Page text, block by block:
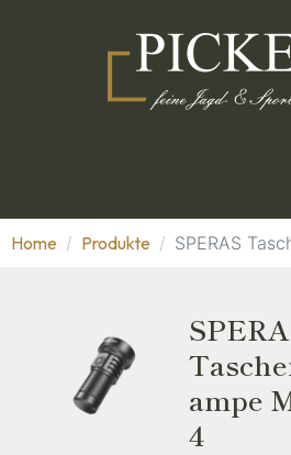
Home Produkte SPERAS
Ampe
4